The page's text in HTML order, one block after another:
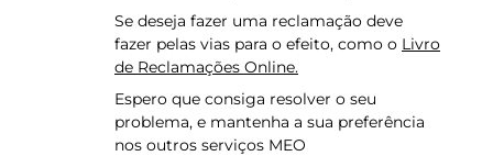
Se deseja fazer uma reclamação deve
fazer pelas vias para o efeito, como o Livro
de Reclamações Online.
Espero que consiga resolver o seu
problema, e mantenha a sua preferência
nos outros serviços MEO